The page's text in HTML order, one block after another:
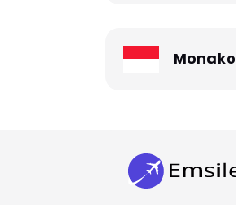
Monako